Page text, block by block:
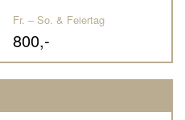
Fr. – So. & Feiertag
800,-